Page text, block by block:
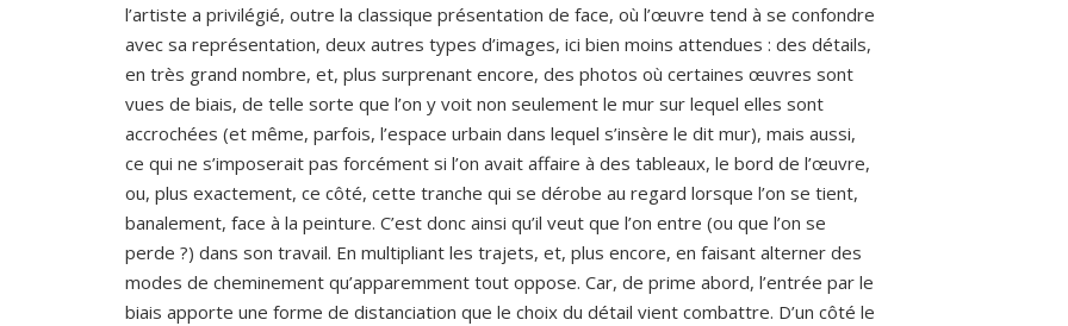
l’artiste a privilégié, outre la classique présentation de face, où l’œuvre tend à se confondre
avec sa représentation, deux autres types d’images, ici bien moins attendues : des détails,
en très grand nombre, et, plus surprenant encore, des photos où certaines œuvres sont
vues de biais, de telle sorte que l’on y voit non seulement le mur sur lequel elles sont
accrochées (et même, parfois, l’espace urbain dans lequel s’insère le dit mur), mais aussi,
ce qui ne s’imposerait pas forcément si l’on avait affaire à des tableaux, le bord de l’œuvre,
ou, plus exactement, ce côté, cette tranche qui se dérobe au regard lorsque l’on se tient,
banalement, face à la peinture. C’est donc ainsi qu’il veut que l’on entre (ou que l’on se
perde ?) dans son travail. En multipliant les trajets, et, plus encore, en faisant alterner des
modes de cheminement qu’apparemment tout oppose. Car, de prime abord, l’entrée par le
biais apporte une forme de distanciation que le choix du détail vient combattre. D’un côté le